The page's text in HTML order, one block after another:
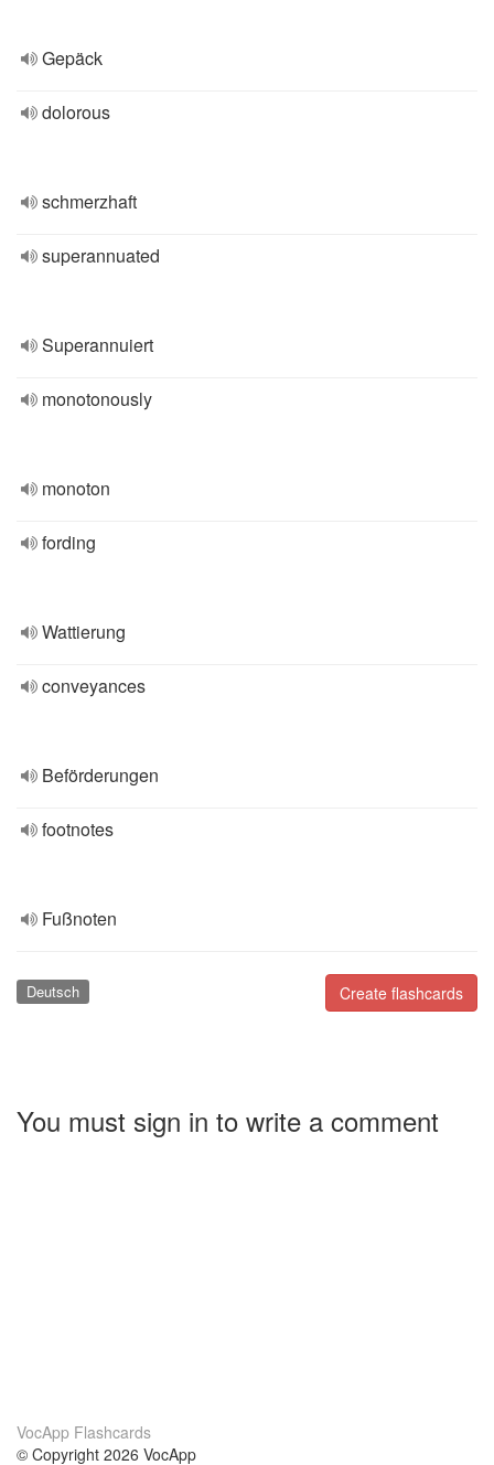
Gepäck
dolorous
schmerzhaft
superannuated
Superannuiert
monotonously
monoton
fording
Wattierung
conveyances
Beförderungen
footnotes
Fußnoten
Create flashcards
Deutsch
You must sign in to write a comment
VocApp Flashcards
© Copyright 2026 VocApp